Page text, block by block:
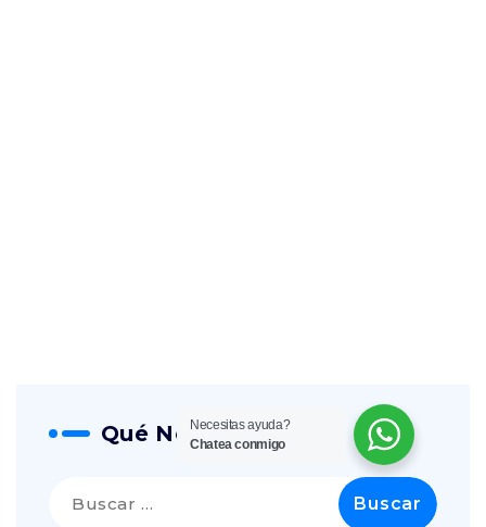
Qué Necesitas?
Necesitas ayuda?
Chatea conmigo